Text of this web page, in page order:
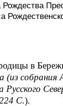
Рождества
в
собрания
Русского
С.).